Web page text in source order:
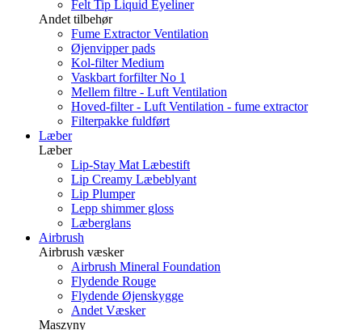
Felt Tip Liquid Eyeliner
Andet tilbehør
Fume Extractor Ventilation
Øjenvipper pads
Kol-filter Medium
Vaskbart forfilter No 1
Mellem filtre - Luft Ventilation
Hoved-filter - Luft Ventilation - fume extractor
Filterpakke fuldført
Læber
Læber
Lip-Stay Mat Læbestift
Lip Creamy Læbeblyant
Lip Plumper
Lepp shimmer gloss
Læberglans
Airbrush
Airbrush væsker
Airbrush Mineral Foundation
Flydende Rouge
Flydende Øjenskygge
Andet Væsker
Maszyny